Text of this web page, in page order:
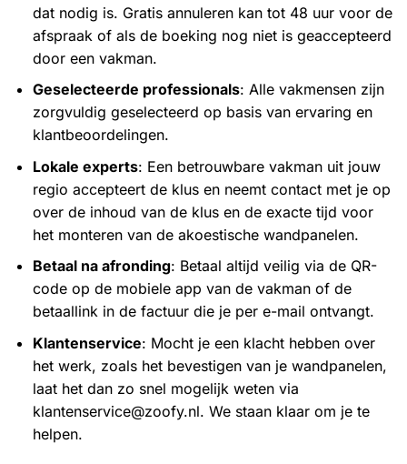
dat nodig is. Gratis annuleren kan tot 48 uur voor de
afspraak of als de boeking nog niet is geaccepteerd
door een vakman.
Geselecteerde professionals: Alle vakmensen zijn
zorgvuldig geselecteerd op basis van ervaring en
klantbeoordelingen.
Lokale experts: Een betrouwbare vakman uit jouw
regio accepteert de klus en neemt contact met je op
over de inhoud van de klus en de exacte tijd voor
het monteren van de akoestische wandpanelen.
Betaal na afronding: Betaal altijd veilig via de QR-
code op de mobiele app van de vakman of de
betaallink in de factuur die je per e-mail ontvangt.
Klantenservice: Mocht je een klacht hebben over
het werk, zoals het bevestigen van je wandpanelen,
laat het dan zo snel mogelijk weten via
klantenservice@zoofy.nl. We staan klaar om je te
helpen.